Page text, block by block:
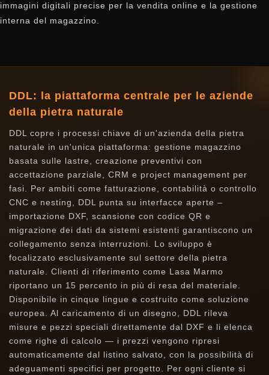
immagini digitali precise per la vendita online e la gestione
interna del magazzino.
DDL: la piattaforma centrale per le aziende
della pietra naturale
DDL copre i processi chiave di un'azienda della pietra
naturale in un'unica piattaforma: gestione magazzino
basata sulle lastre, creazione preventivi con
accettazione parziale, CRM e project management per
fasi. Per ambiti come fatturazione, contabilità o controllo
CNC e nesting, DDL punta su interfacce aperte –
importazione DXF, scansione con codice QR e
migrazione dei dati da sistemi esistenti garantiscono un
collegamento senza interruzioni. Lo sviluppo è
focalizzato esclusivamente sul settore della pietra
naturale. Clienti di riferimento come Lasa Marmo
riportano un 15 percento in più di resa del materiale.
Disponibile in cinque lingue e costruito come soluzione
europea. Al caricamento di un disegno, DDL rileva
misure e pezzi speciali direttamente dal DXF e li elenca
come righe di calcolo — i prezzi vengono ripresi
automaticamente dal listino salvato, con la possibilità di
adeguamenti specifici per progetto. Per ogni cliente si